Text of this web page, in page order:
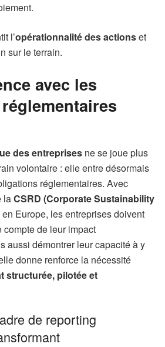
l’opérationnalité des actionset
sur le terrain.
avec les
des entreprises ne se joue plus
volontaire : elle entre désormais
réglementaires. Avec
laCSRD (Corporate Sustainability
en Europe, les entreprises doivent
de leur impact
aussi démontrer leur capacité à y
donne renforce la nécessité
structurée, pilotée et
de reporting